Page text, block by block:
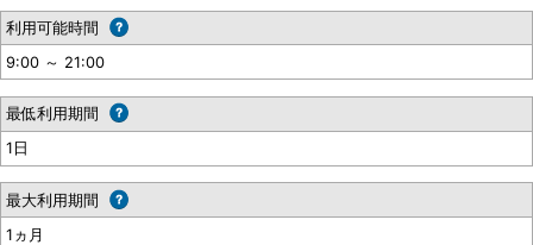
利用可能時間
9:00 ～ 21:00
最低利用期間
1日
最大利用期間
1ヵ月